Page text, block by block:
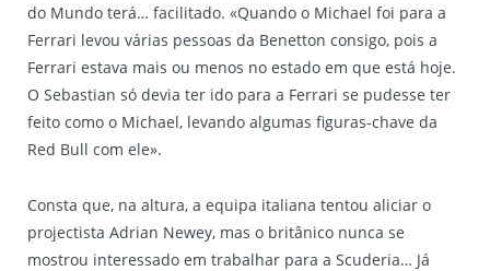
do Mundo terá… facilitado. «Quando o Michael foi para a
Ferrari levou várias pessoas da Benetton consigo, pois a
Ferrari estava mais ou menos no estado em que está hoje.
O Sebastian só devia ter ido para a Ferrari se pudesse ter
feito como o Michael, levando algumas figuras-chave da
Red Bull com ele».
Consta que, na altura, a equipa italiana tentou aliciar o
projectista Adrian Newey, mas o britânico nunca se
mostrou interessado em trabalhar para a Scuderia… Já